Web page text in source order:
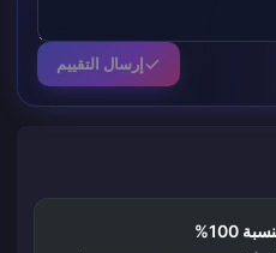
إرسال التقييم